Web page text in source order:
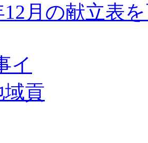
12月の献立表